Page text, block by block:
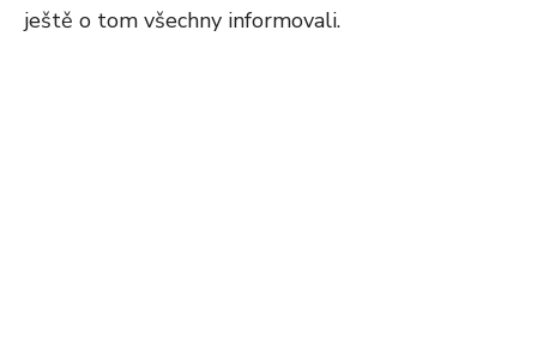
ještě o tom všechny informovali.